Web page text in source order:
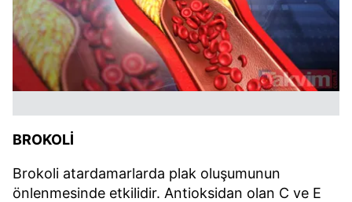
BROKOLİ
Brokoli atardamarlarda plak oluşumunun
önlenmesinde etkilidir. Antioksidan olan C ve E